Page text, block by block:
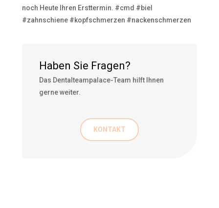
noch Heute Ihren Ersttermin. #cmd #biel
#zahnschiene #kopfschmerzen #nackenschmerzen
Haben Sie Fragen?
Das Dentalteampalace-Team hilft Ihnen
gerne weiter.
KONTAKT